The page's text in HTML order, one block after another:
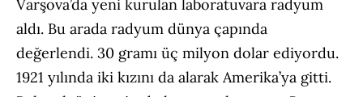
Varşova’da yeni kurulan laboratuvara radyum
aldı. Bu arada radyum dünya çapında
değerlendi. 30 gramı üç milyon dolar ediyordu.
1921 yılında iki kızını da alarak Amerika’ya gitti.